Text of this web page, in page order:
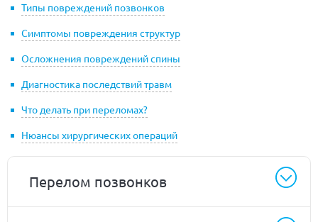
Типы повреждений позвонков
Симптомы повреждения структур
Осложнения повреждений спины
Диагностика последствий травм
Что делать при переломах?
Нюансы хирургических операций
Перелом позвонков